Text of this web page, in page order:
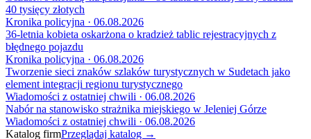
40 tysięcy złotych
Kronika policyjna · 06.08.2026
36-letnia kobieta oskarżona o kradzież tablic rejestracyjnych z
błędnego pojazdu
Kronika policyjna · 06.08.2026
Tworzenie sieci znaków szlaków turystycznych w Sudetach jako
element integracji regionu turystycznego
Wiadomości z ostatniej chwili · 06.08.2026
Nabór na stanowisko strażnika miejskiego w Jeleniej Górze
Wiadomości z ostatniej chwili · 06.08.2026
Katalog firmPrzeglądaj katalog →